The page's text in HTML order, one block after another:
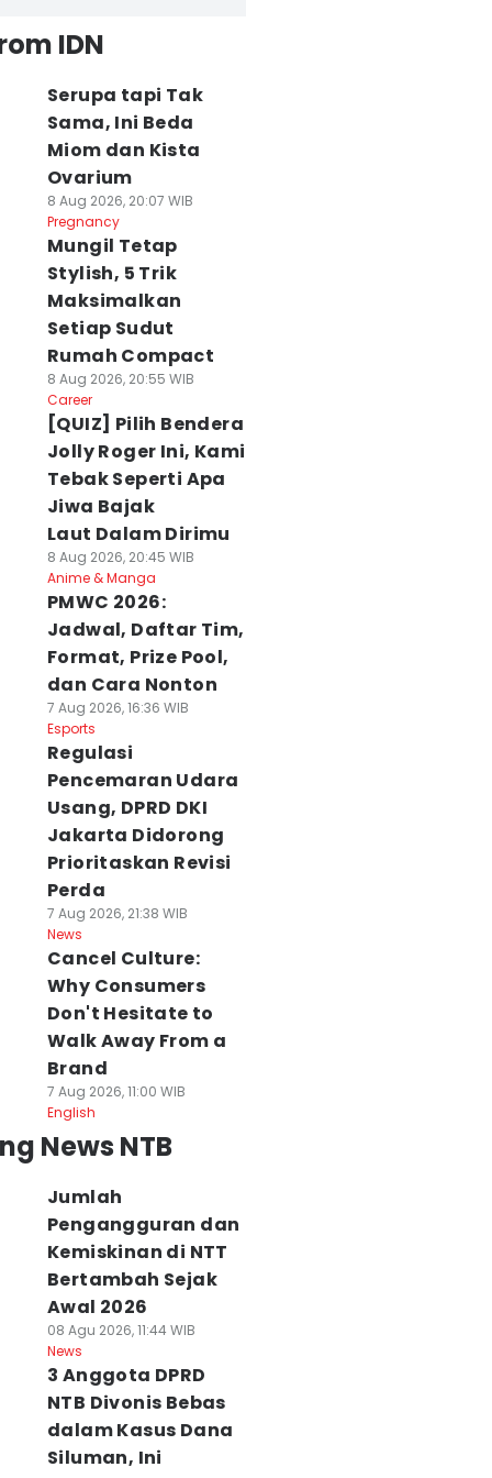
IDN
Serupa tapi Tak
Sama, Ini Beda
Miom dan Kista
Ovarium
8 Aug 2026, 20:07 WIB
Pregnancy
Mungil Tetap
Stylish, 5 Trik
Maksimalkan
Setiap Sudut
Rumah Compact
8 Aug 2026, 20:55 WIB
Career
[QUIZ] Pilih Bendera
Jolly Roger Ini, Kami
Tebak Seperti Apa
Jiwa Bajak
Laut Dalam Dirimu
8 Aug 2026, 20:45 WIB
Anime & Manga
PMWC 2026:
Jadwal, Daftar Tim,
Format, Prize Pool,
dan Cara Nonton
7 Aug 2026, 16:36 WIB
Esports
Regulasi
Pencemaran Udara
Usang, DPRD DKI
Jakarta Didorong
Prioritaskan Revisi
Perda
7 Aug 2026, 21:38 WIB
News
Cancel Culture:
Why Consumers
Don't Hesitate to
Walk Away From a
Brand
7 Aug 2026, 11:00 WIB
English
News NTB
Jumlah
Pengangguran dan
Kemiskinan di NTT
Bertambah Sejak
Awal 2026
08 Agu 2026, 11:44 WIB
News
3 Anggota DPRD
NTB Divonis Bebas
dalam Kasus Dana
Siluman, Ini